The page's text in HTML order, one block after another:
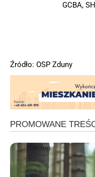
GCBA,
Źródło: OSP Zduny